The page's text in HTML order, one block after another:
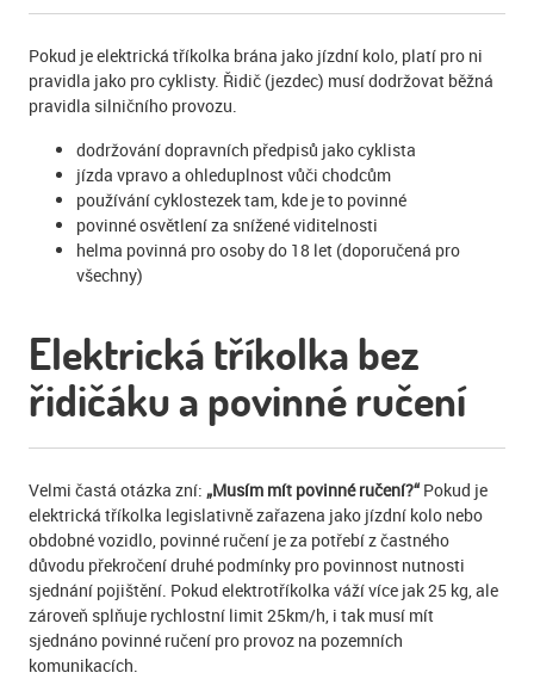
Pokud je elektrická tříkolka brána jako jízdní kolo, platí pro ni
pravidla jako pro cyklisty. Řidič (jezdec) musí dodržovat běžná
pravidla silničního provozu.
dodržování dopravních předpisů jako cyklista
jízda vpravo a ohleduplnost vůči chodcům
používání cyklostezek tam, kde je to povinné
povinné osvětlení za snížené viditelnosti
helma povinná pro osoby do 18 let (doporučená pro
všechny)
Elektrická tříkolka bez
řidičáku a povinné ručení
Velmi častá otázka zní: „Musím mít povinné ručení?“ Pokud je
elektrická tříkolka legislativně zařazena jako jízdní kolo nebo
obdobné vozidlo, povinné ručení je za potřebí z častného
důvodu překročení druhé podmínky pro povinnost nutnosti
sjednání pojištění. Pokud elektrotříkolka váží více jak 25 kg, ale
zároveň splňuje rychlostní limit 25km/h, i tak musí mít
sjednáno povinné ručení pro provoz na pozemních
komunikacích.